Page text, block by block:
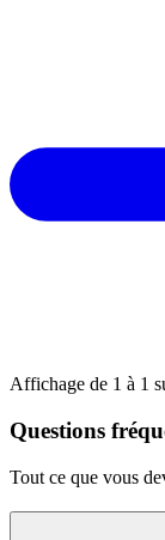
Affichage de 1 à 1
Questions
Tout ce que vous